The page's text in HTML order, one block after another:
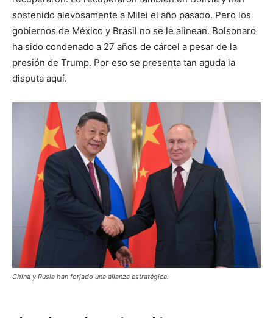
sostenido alevosamente a Milei el año pasado. Pero los
gobiernos de México y Brasil no se le alinean. Bolsonaro
ha sido condenado a 27 años de cárcel a pesar de la
presión de Trump. Por eso se presenta tan aguda la
disputa aquí.
China y Rusia han forjado una alianza estratégica.